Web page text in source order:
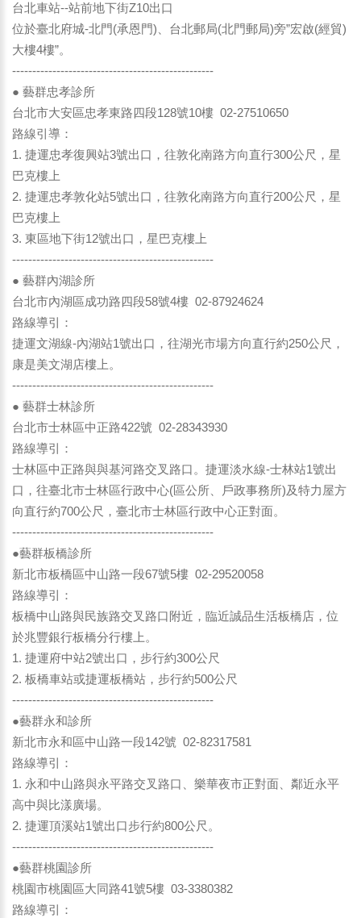
台北車站--站前地下街Z10出口
位於臺北府城-北門(承恩門)、台北郵局(北門郵局)旁”宏啟(經貿)
大樓4樓”。
--------------------------------------------------
● 藝群忠孝診所
台北市大安區忠孝東路四段128號10樓 02-27510650
路線引導：
1. 捷運忠孝復興站3號出口，往敦化南路方向直行300公尺，星
巴克樓上
2. 捷運忠孝敦化站5號出口，往敦化南路方向直行200公尺，星
巴克樓上
3. 東區地下街12號出口，星巴克樓上
--------------------------------------------------
● 藝群內湖診所
台北市內湖區成功路四段58號4樓 02-87924624
路線導引：
捷運文湖線-內湖站1號出口，往湖光市場方向直行約250公尺，
康是美文湖店樓上。
--------------------------------------------------
● 藝群士林診所
台北市士林區中正路422號 02-28343930
路線導引：
士林區中正路與與基河路交叉路口。捷運淡水線-士林站1號出
口，往臺北市士林區行政中心(區公所、戶政事務所)及特力屋方
向直行約700公尺，臺北市士林區行政中心正對面。
--------------------------------------------------
●藝群板橋診所
新北市板橋區中山路一段67號5樓 02-29520058
路線導引：
板橋中山路與民族路交叉路口附近，臨近誠品生活板橋店，位
於兆豐銀行板橋分行樓上。
1. 捷運府中站2號出口，步行約300公尺
2. 板橋車站或捷運板橋站，步行約500公尺
--------------------------------------------------
●藝群永和診所
新北市永和區中山路一段142號 02-82317581
路線導引：
1. 永和中山路與永平路交叉路口、樂華夜市正對面、鄰近永平
高中與比漾廣場。
2. 捷運頂溪站1號出口步行約800公尺。
--------------------------------------------------
●藝群桃園診所
桃園市桃園區大同路41號5樓 03-3380382
路線導引：